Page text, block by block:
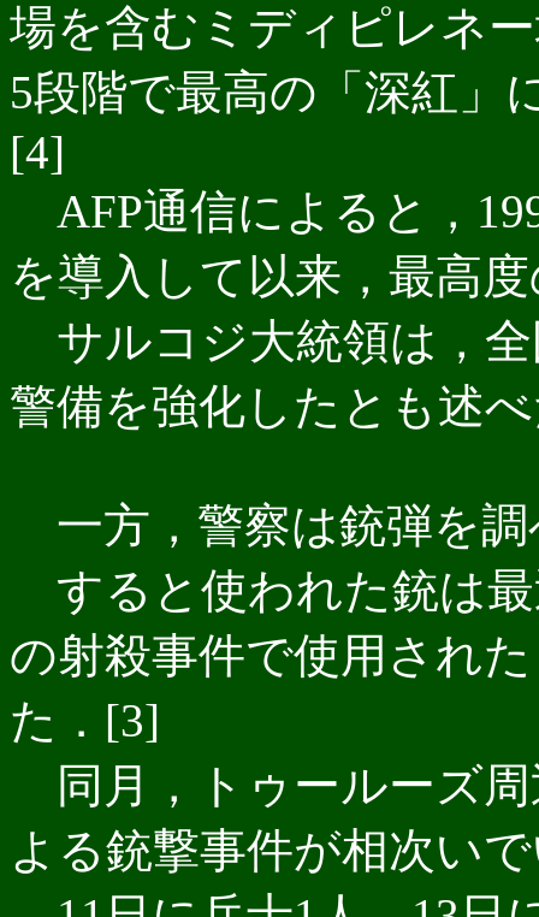
場を含むミディピレネ
5段階で最高の「深紅」
[4]
AFP通信によると，
を導入して以来，最高
サルコジ大統領は，
警備を強化したとも述
一方，警察は銃弾を調
すると使われた銃は
の射殺事件で使用され
た．[3]
同月，トゥールーズ
よる銃撃事件が相次い